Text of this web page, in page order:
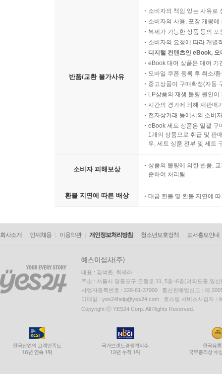
반품/교환 불가사유
소비자의 책임 있는 사유로
소비자의 사용, 포장 개봉
복제가 가능한 상품 등의
소비자의 요청에 따라 개별
디지털 컨텐츠인 eBook,
eBook 대여 상품은 대여 기
모바일 쿠폰 등록 후 취소/
중고상품이 구매확정(자동
LP상품의 재생 불량 원인
시간의 경과에 의해 재판매
전자상거래 등에서의 소비
eBook 세트 상품은 일괄 구
1개의 상품으로 취급 및 판
우, 세트 상품 전부 및 세트
소비자 피해보상
상품의 불량에 의한 반품,
준하여 처리됨
환불 지연에 따른 배상 대금 환불 및 환불 지연에
회사소개 인재채용 이용약관 개인정보처리방침 청소년보호정책 도서홍보안내
대표 : 김석환, 최세라
주소 : 서울시 영등포구 은행로 11, 5층~6층(여의도동,일신
사업자등록번호 : 229-81-37000 통신판매업신고 : 제
이메일 : yes24help@yes24.com 호스팅 서비스사업자 :
Copyright ⓒ YES24 Corp. All Rights Reserved.